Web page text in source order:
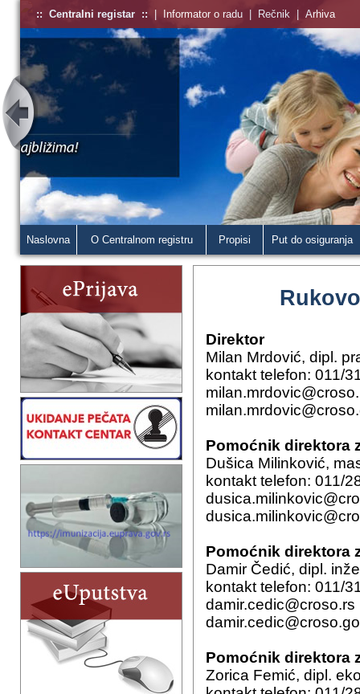
:: Centralni registar :: Informator o radu Rečnik Arhiva
Naslovna O Centralnom registru Propisi Put do osiguranja
Direktor
Milan Mrdović, dipl.
kontakt telefon: 011/
Pomoćnik direktora
Dušica Milinković,
kontakt telefon: 011/
Pomoćnik direktora
Damir Čedić, dipl.
kontakt telefon: 011/
damir.cedic@croso.rs
Pomoćnik direktora
Zorica Femić, dipl.